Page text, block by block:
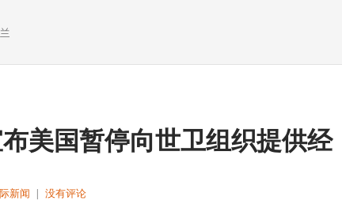
美国暂停向世卫组织提供经
新闻 | 没有评论